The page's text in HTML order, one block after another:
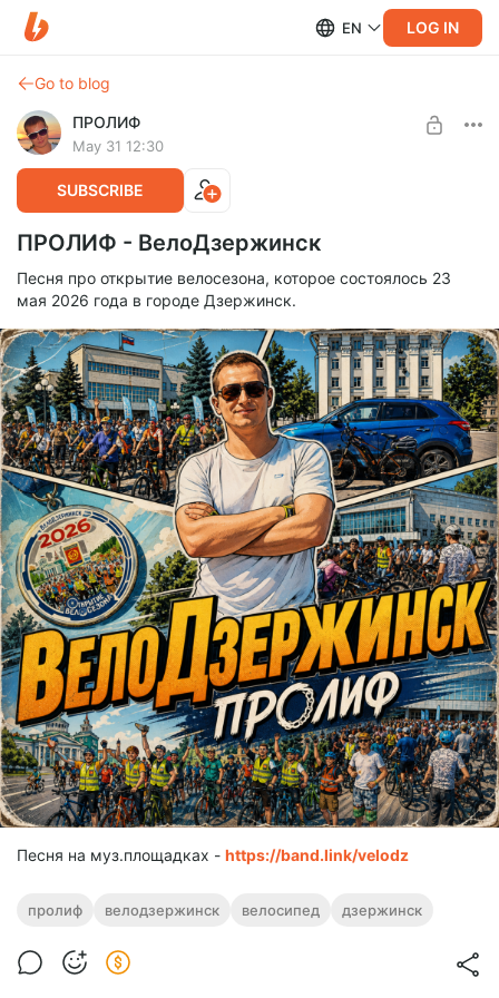
EN LOG IN
Go to blog
ПРОЛИФ
May 31 12:30
SUBSCRIBE
ПРОЛИФ - ВелоДзержинск
Песня про открытие велосезона, которое состоялось 23
мая 2026 года в городе Дзержинск.
Песня на муз.площадках - https://band.link/velodz
пролиф велодзержинск велосипед дзержинск